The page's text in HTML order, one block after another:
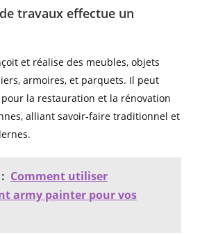
travaux effectue un
et réalise des meubles, objets
armoires, et parquets. Il peut
la restauration et la rénovation
alliant savoir-faire traditionnel et
Comment utiliser
army painter pour vos